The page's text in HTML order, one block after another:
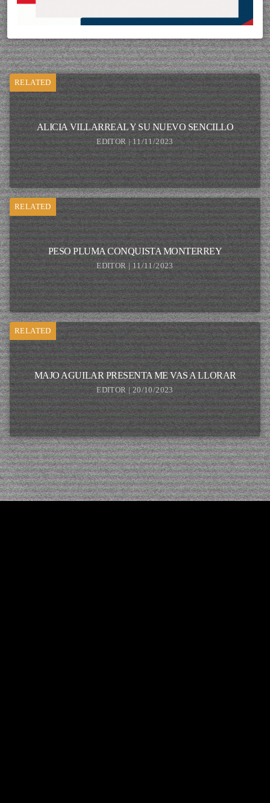
RELATED
ALICIA VILLARREAL Y SU NUEVO SENCILLO
EDITOR | 11/11/2023
RELATED
PESO PLUMA CONQUISTA MONTERREY
EDITOR | 11/11/2023
RELATED
MAJO AGUILAR PRESENTA ME VAS A LLORAR
EDITOR | 20/10/2023